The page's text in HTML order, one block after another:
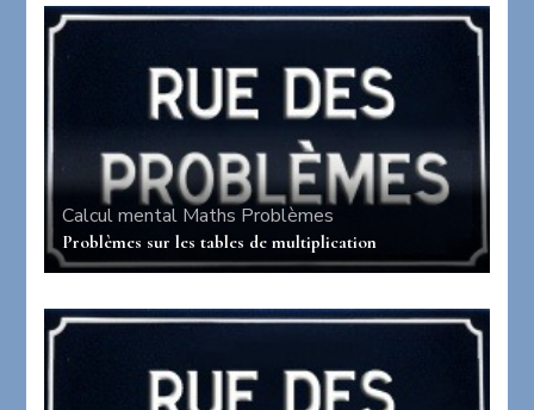
Calcul mental Maths Problèmes
Problèmes sur les tables de multiplication